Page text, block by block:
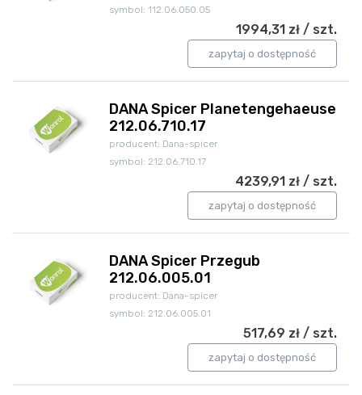
symbol: 112.06.050.05
1994,31 zł / szt.
zapytaj o dostępność
DANA Spicer Planetengehaeuse
212.06.710.17
producent: Dana-spicer
symbol: 212.06.710.17
4239,91 zł / szt.
zapytaj o dostępność
DANA Spicer Przegub
212.06.005.01
producent: Dana-spicer
symbol: 212.06.005.01
517,69 zł / szt.
zapytaj o dostępność